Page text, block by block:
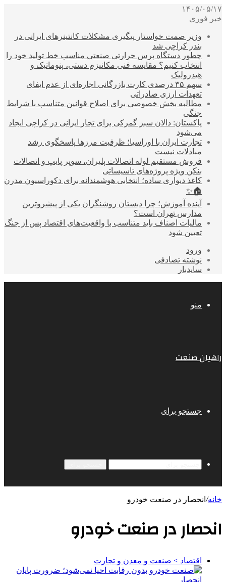
۱۴۰۵/۰۵/۱۷
خبر فوری
وزیر صمت خواستار پیگیری مشکلات کانتینرهای ایرانی در
بندر کراچی شد
چطور دستگاه پرس حرارتی صنعتی مناسب خط تولید خود را
انتخاب کنیم؟ مقایسه فنی مکانیزم دستی، پنوماتیک و
هیدرولیک
سهم ۳۵ درصدی کارت بازرگانی اجاره‌ای از عدم ایفای
تعهدات ارزی صادراتی
مطالبه بخش خصوصی برای اصلاح قوانین متناسب با شرایط
جنگی
پاکستان: دالان سبز گمرکی برای تجار ایرانی در کراچی ایجاد
می‌شود
تجارت ایران با اوراسیا؛ ظرفیت مرزها پاسخگوی رشد
مبادلات نیست
فروش مستقیم لوله اتصالات پلیران، سوپر پایپ و اتصالات
بنکن ویژه پروژه‌های تاسیساتی
کاغذ دیواری ساده؛ انتخابی هوشمندانه برای دکوراسیون مدرن
🏠✨
آینده آموزش؛ چرا دبستان روشنگران یکی از پیشروترین
مدارس تهران است؟
مالیات اصناف باید متناسب با واقعیت‌های اقتصاد پس از جنگ
تعیین شود
ورود
نوشته تصادفی
سایدبار
منو
راهیان صنعت
جستجو برای
خانه/ انحصار در صنعت خودرو
انحصار در صنعت خودرو
اقتصاد > صنعت و معدن و تجارت